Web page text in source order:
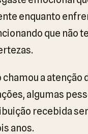
enquanto
que não
chamou a
algumas
recebida
anos.